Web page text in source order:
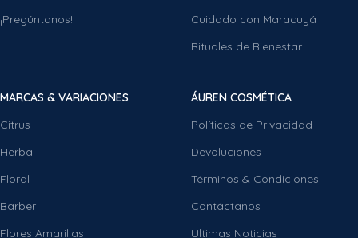
¡Pregúntanos!
Cuidado con Maracuyá
Rituales de Bienestar
MARCAS & VARIACIONES
Citrus
Herbal
Floral
Barber
Flores Amarillas
ÁUREN COSMÉTICA
Políticas de Privacidad
Devoluciones
Términos & Condiciones
Contáctanos
Ultimas Noticias